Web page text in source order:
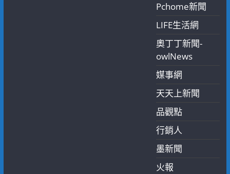
Pchome新聞
LIFE生活網
奧丁丁新聞-
owlNews
媒事網
天天上新聞
品觀點
行銷人
墨新聞
火報